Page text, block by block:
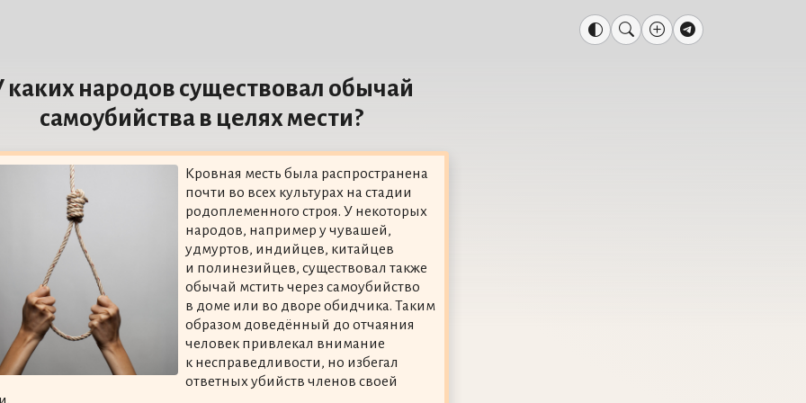
каких народов существовал обычай
самоубийства в целях мести?
Кровная месть была распространена
почти во всех культурах на стадии
родоплеменного строя. У некоторых
народов, например у чувашей,
удмуртов, индийцев, китайцев
и полинезийцев, существовал также
обычай мстить через самоубийство
в доме или во дворе обидчика. Таким
образом доведённый до отчаяния
человек привлекал внимание
к несправедливости, но избегал
ответных убийств членов своей